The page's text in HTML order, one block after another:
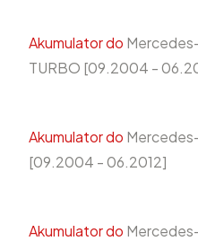
Akumulator do
TURBO [09.2004 -
Akumulator do
[09.2004 - 06.2012]
Akumulator do